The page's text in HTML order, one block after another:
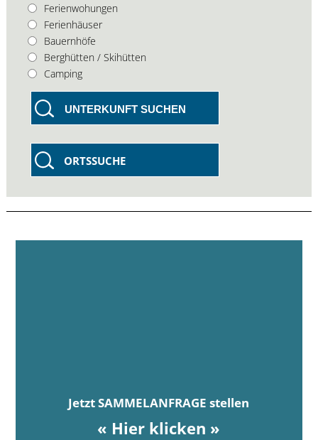
Ferienwohungen
Ferienhäuser
Bauernhöfe
Berghütten / Skihütten
Camping
UNTERKUNFT SUCHEN
ORTSSUCHE
Jetzt SAMMELANFRAGE stellen
« Hier klicken »